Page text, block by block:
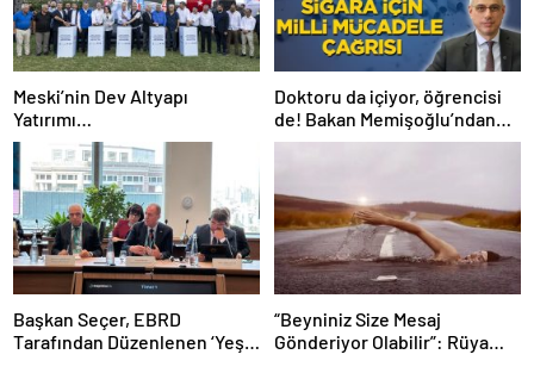
Meski’nin Dev Altyapı
Yatırımı…
Doktoru da içiyor, öğrencisi
de! Bakan Memişoğlu’ndan
sigara için milli mücadele
Başkan Seçer, EBRD
Tarafından Düzenlenen ‘Yeşil
“Beyniniz Size Mesaj
Gönderiyor Olabilir”: Rüya